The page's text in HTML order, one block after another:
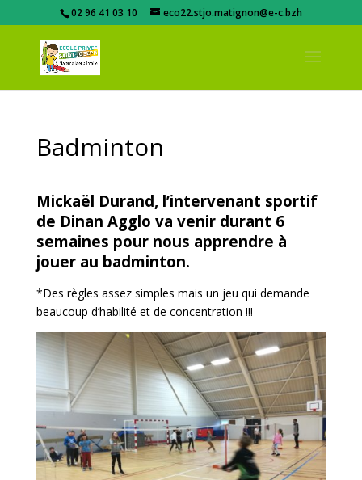
02 96 41 03 10 eco22.stjo.matignon@e-c.bzh
Badminton
Mickaël Durand, l’intervenant sportif
de Dinan Agglo va venir durant 6
semaines pour nous apprendre à
jouer au badminton.
*Des règles assez simples mais un jeu qui demande
beaucoup d’habilité et de concentration !!!